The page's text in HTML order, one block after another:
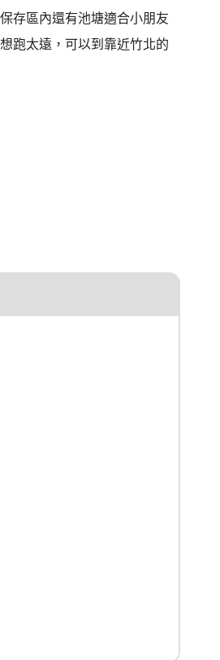
存區內還有池塘適合小朋友
跑太遠，可以到靠近竹北的